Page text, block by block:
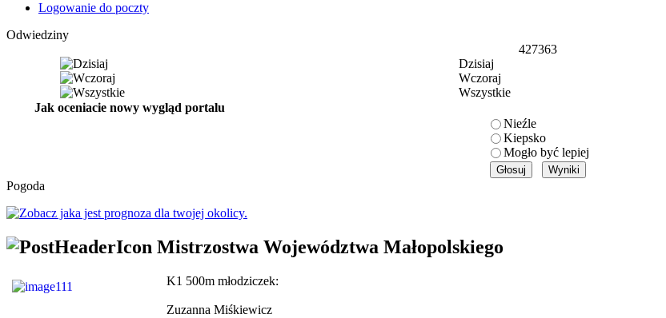
Logowanie do poczty
Odwiedziny
427363
Dzisiaj
Wczoraj
Wszystkie
Jak oceniacie nowy wygląd portalu
Nieźle
Kiepsko
Mogło być lepiej
Pogoda
Mistrzostwa Województwa Małopolskiego
K1 500m młodziczek:
Zuzanna Miśkiewicz